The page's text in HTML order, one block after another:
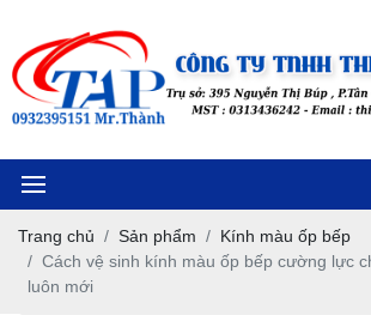
Trang chủ Sản phẩm
Kính màu ốp bếp
Cách vệ sinh kính màu ốp bếp cường lực
luôn mới